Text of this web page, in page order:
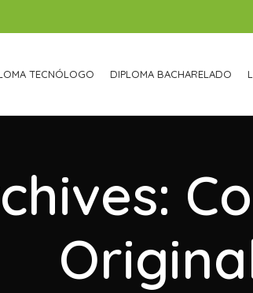
TECNÓLOGO DIPLOMA BACHARELADO